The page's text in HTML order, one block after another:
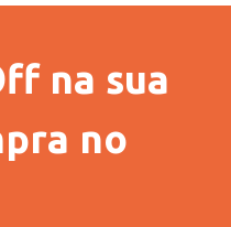
na sua
no